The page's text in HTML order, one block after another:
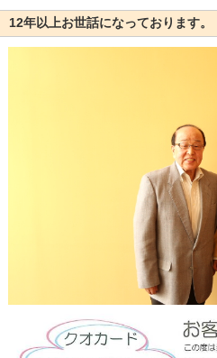
12年以上お世話になっております。